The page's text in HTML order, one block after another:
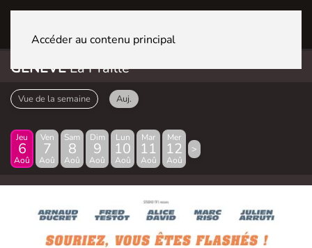
Accéder au contenu principal
GENÈVELa Praille
Vue de la semaine Auj.
Jeu
6
Aoû
Ven
7
Aoû
Sam
8
Aoû
Dim
9
Aoû
Lun
10
Aoû
Mar
11
Aoû
Mer
12
Aoû
>